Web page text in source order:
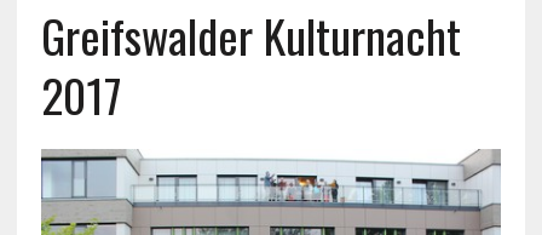
Greifswalder Kulturnacht
2017